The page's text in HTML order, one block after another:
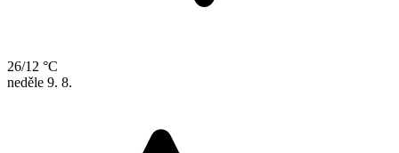
26/12 °C
neděle 9. 8.